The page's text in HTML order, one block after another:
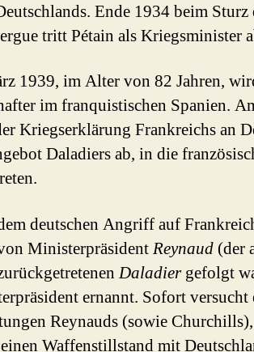
Ende 1934 beim Sturz
tritt Pétain als Kriegsminister
1939, im Alter von 82 Jahren,
im franquistischen Spanien.
Kriegserklärung Frankreichs an
Daladiers ab, in die
deutschen Angriff auf
MinisterpräsidentReynaud (der
Daladiergefolgt
ernannt. Sofort versucht
Reynauds (sowie
Waffenstillstand mit